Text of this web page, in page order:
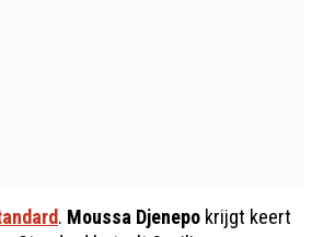
. Moussa Djenepo krijgt keert